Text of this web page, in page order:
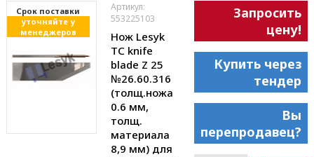
Cрок поставки
уточняйте у
менеджеров
Артикул:
553225103
Нож Lesyk
TC knife
blade Z 25
№26.60.316
(толщ.ножа
0.6 мм,
толщ.
материала
8,9 мм) для
Запросить
цену!
Купить через
тендер
Вы
перепродавец?